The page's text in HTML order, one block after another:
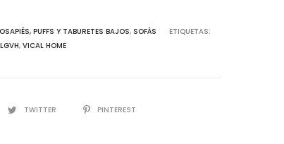
PUFFS Y TABURETES BAJOS, SOFÁS
ETIQUETAS:
LGVH, VICAL HOME
TWITTER PINTEREST